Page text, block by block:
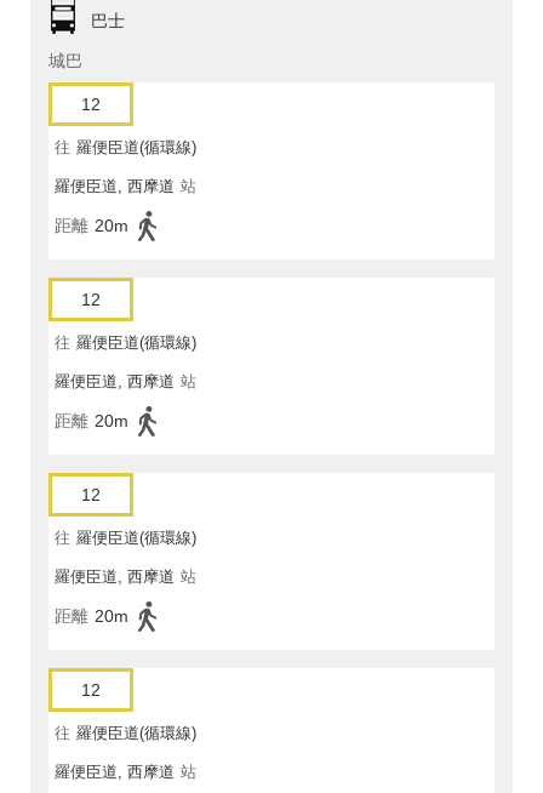
巴士
城巴
12
往 羅便臣道(循環線)
羅便臣道, 西摩道 站
距離 20m
12
往 羅便臣道(循環線)
羅便臣道, 西摩道 站
距離 20m
12
往 羅便臣道(循環線)
羅便臣道, 西摩道 站
距離 20m
12
往 羅便臣道(循環線)
羅便臣道, 西摩道 站